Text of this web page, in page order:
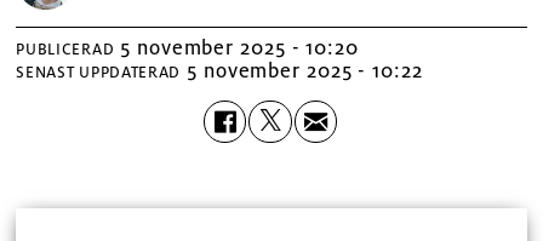
PUBLICERAD 5 november 2025 - 10:20
SENAST UPPDATERAD 5 november 2025 - 10:22